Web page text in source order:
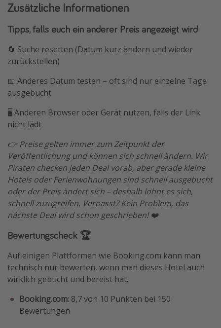
Zusätzliche Informationen
Tipps, falls euch ein anderer Preis angezeigt wird
🔄 Suche resetten (Datum kurz ändern und wieder
zurückstellen)
📅 Anderes Datum testen – oft sind nur einzelne Tage
ausgebucht
🖥️ Anderen Browser oder Gerät nutzen, falls der Link
nicht lädt
👉 Preise gelten immer zum Zeitpunkt der
Veröffentlichung und können sich schnell ändern. Wir
Piraten checken jeden Deal vorab, aber gerade kleine
Hotels oder Ferienwohnungen sind schnell ausgebucht
oder der Preis ändert sich – deshalb lohnt es sich,
schnell zuzugreifen. Verpasst? Kein Problem, das
nächste Deal wird schon geschrieben! ❤️
Bewertungscheck 🏆
Auf einigen Plattformen wie Booking.com kann man
technisch nur bewerten, wenn man dieses Hotel auch
wirklich gebucht und bereist hat.
Booking.com: 8,7 von 10 Punkten bei 150
Bewertungen